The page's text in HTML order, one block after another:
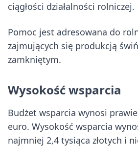
ciągłości działalności rolniczej.
Pomoc jest adresowana do
zajmujących się produkcją
zamkniętym.
Wysokość wsparcia
Budżet wsparcia wynosi
euro. Wysokość wsparcia
najmniej 2,4 tysiąca złotych i